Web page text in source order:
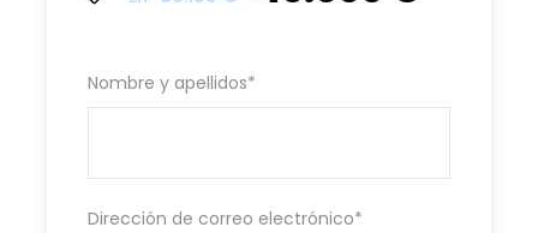
Nombre y apellidos*
Dirección de correo electrónico*